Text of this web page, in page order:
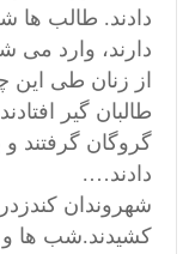
دادند. طالب ها
دارند، وارد می
از زنان طی این
طالبان گیر
گروگان گرفتند
دادند….
شهروندان
کشیدند.شب ها و